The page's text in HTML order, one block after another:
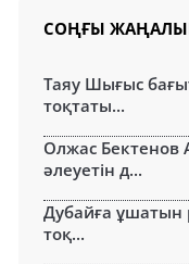
СОҢҒЫ
Таяу Шығыс
тоқтаты...
Олжас Бектенов
әлеуетін д...
Дубайға ұшатын
тоқ...